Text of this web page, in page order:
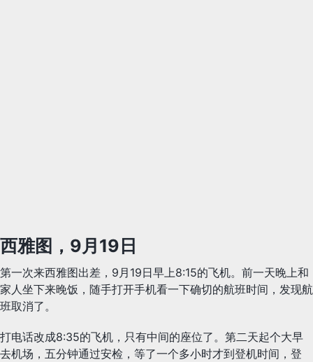
西雅图，9月19日
第一次来西雅图出差，9月19日早上8:15的飞机。前一天晚上和
家人坐下来晚饭，随手打开手机看一下确切的航班时间，发现航
班取消了。
打电话改成8:35的飞机，只有中间的座位了。第二天起个大早
去机场，五分钟通过安检，等了一个多小时才到登机时间，登